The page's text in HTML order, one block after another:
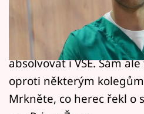
Sledujte prima+
Filmový festival
Pořady
hvězdu reklamy
elektroniky u nás.
kromě studia herectví na
absolvovat i VŠE. Sám
oproti některým
Mrkněte, co herec řekl o